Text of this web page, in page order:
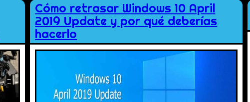
Cómo retrasar Windows 10 April
2019 Update y por qué deberías
hacerlo